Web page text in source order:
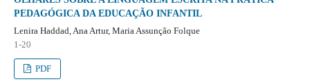
PEDAGÓGICA DA EDUCAÇÃO INFANTIL
Lenira Haddad, Ana Artur, Maria Assunção Folque
1-20
PDF